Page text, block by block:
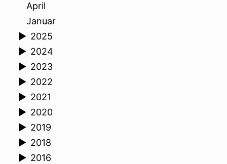
April
Januar
► 2025
► 2024
► 2023
► 2022
► 2021
► 2020
► 2019
► 2018
► 2016